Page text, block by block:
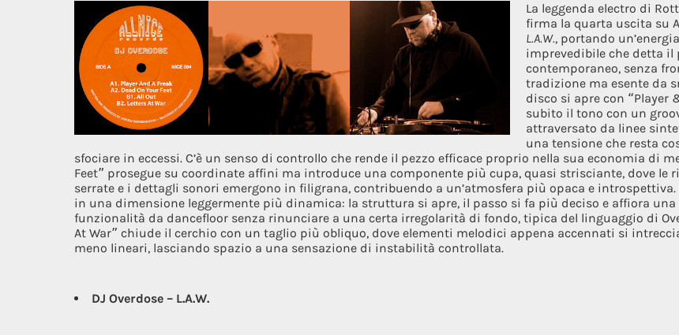
La leggenda electro di
firma la quarta uscita su
L.A.W., portando
imprevedibile che detta il
contemporaneo, senza
tradizione ma esente da
disco si apre con “Player
subito il tono con un
attraversato da linee
una tensione che resta
sfociare in eccessi. C’è un senso di controllo che rende il pezzo efficace proprio nella sua economia di
Feet” prosegue su coordinate affini ma introduce una componente più cupa, quasi strisciante, dove le
serrate e i dettagli sonori emergono in filigrana, contribuendo a un’atmosfera più opaca e introspettiva.
in una dimensione leggermente più dinamica: la struttura si apre, il passo si fa più deciso e affiora
funzionalità da dancefloor senza rinunciare a una certa irregolarità di fondo, tipica del linguaggio di
At War” chiude il cerchio con un taglio più obliquo, dove elementi melodici appena accennati si
meno lineari, lasciando spazio a una sensazione di instabilità controllata.
DJ Overdose – L.A.W.